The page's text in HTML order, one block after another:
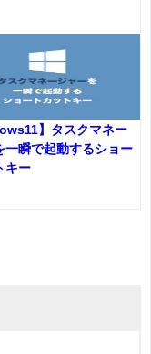
】タスクマネー
一瞬で起動するショー
キー